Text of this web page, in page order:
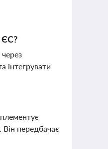
ЄС?
інтегрувати
передбачає